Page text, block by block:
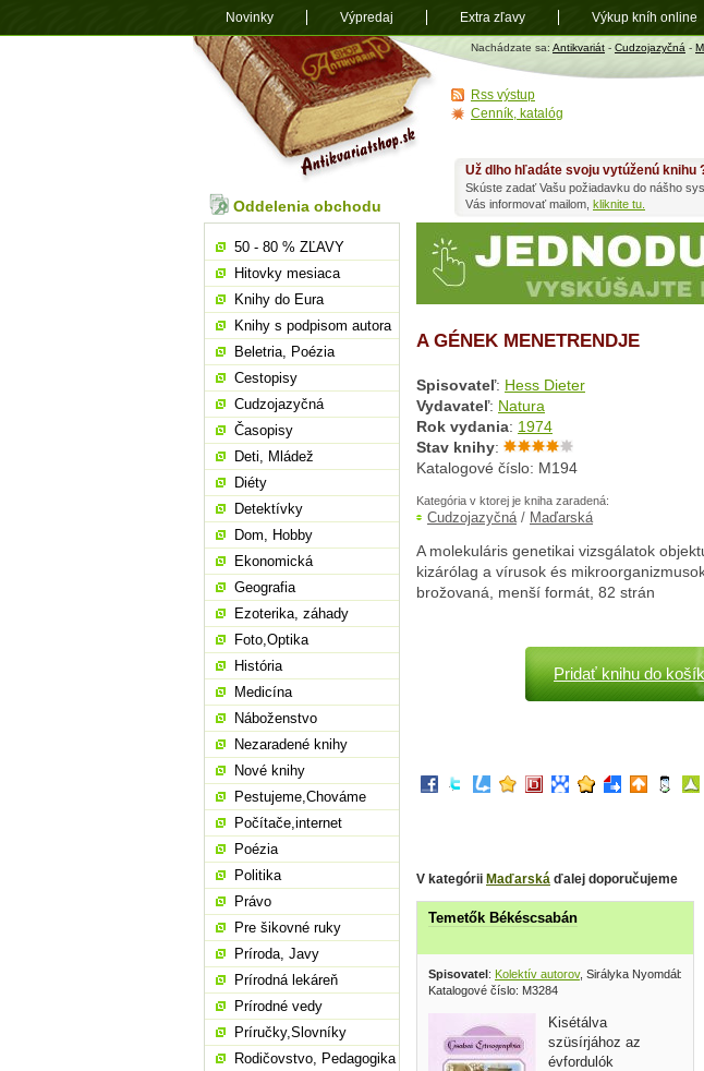
Antikvariát
shop.sk
Nachádzate sa: Antikvariát - Cudzojazyčná -
A GÉNEK MENETRENDJE
Spisovateľ: Hess Dieter
Vydavateľ: Natura
Rok vydania: 1974
Stav knihy:
Katalogové číslo: M194
Kategória v ktorej je kniha zaradená:
Cudzojazyčná/ Maďarská
A molekuláris genetikai vizsgálatok
kizárólag a vírusok és
brožovaná, menší formát, 82 strán
Pridať knihu do
V kategórii Maďarská ďalej doporučujeme
Temetők Békéscsabán
Spisovatel: Kolektív autorov, Sirályka Nyomdában
Katalogové číslo: M3284
Kisétálva
szüsírjához az
évfordulók
Už dlho hľadáte svoju vytúženú knihu
Skúste zadať Vašu požiadavku do nášho
Vás informovať mailom, kliknite tu.
Oddelenia obchodu
50 - 80 % ZĽAVY
Hitovky mesiaca
Knihy do Eura
Knihy s podpisom autora
Beletria, Poézia
Cestopisy
Cudzojazyčná
Časopisy
Deti, Mládež
Diéty
Detektívky
Dom, Hobby
Ekonomická
Geografia
Ezoterika, záhady
Foto,Optika
História
Medicína
Náboženstvo
Nezaradené knihy
Nové knihy
Pestujeme,Chováme
Počítače,internet
Poézia
Politika
Právo
Pre šikovné ruky
Príroda, Javy
Prírodná lekáreň
Prírodné vedy
Príručky,Slovníky
Rodičovstvo, Pedagogika
Rss výstup
Cenník, katalóg
Novinky Výpredaj Extra zľavy Výkup kníh online